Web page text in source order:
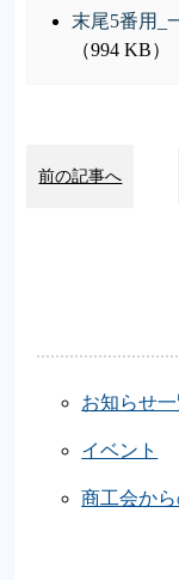
末尾5番用_
（994 KB）
前の記事へ
お知らせ
イベント
商工会か